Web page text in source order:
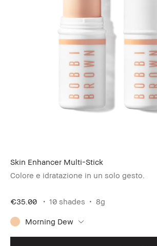
Skin Enhancer Multi-Stick
Colore e idratazione in un solo gesto.
€35.00 10 shades 8g
Morning Dew